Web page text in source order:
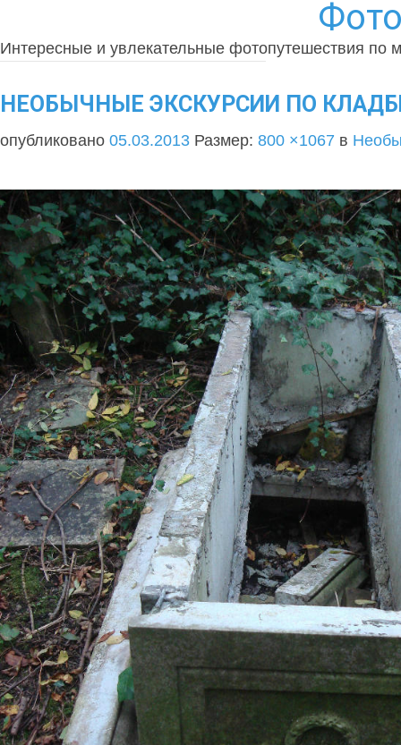
Интересные и увлекательные фотопутешествия по
НЕОБЫЧНЫЕ ЭКСКУРСИИ ПО
опубликовано 05.03.2013 Размер: 800 ×1067 в